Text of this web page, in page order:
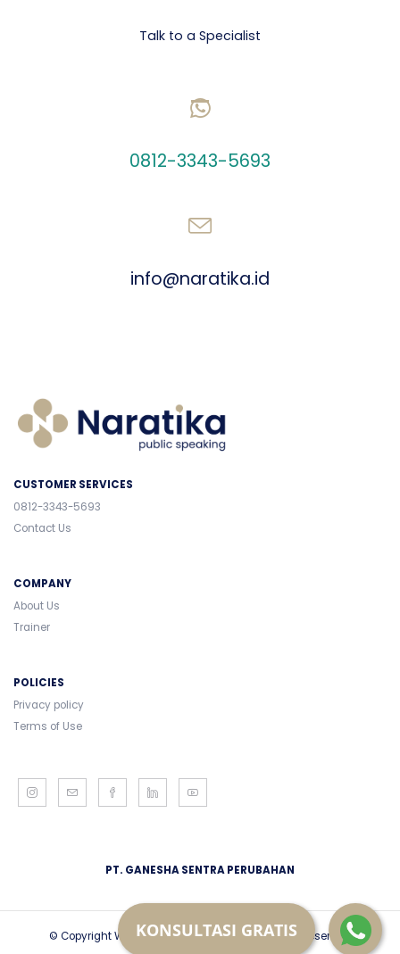
Talk to a Specialist
0812-3343-5693
info@naratika.id
CUSTOMER SERVICES
0812-3343-5693
Contact Us
COMPANY
About Us
Trainer
POLICIES
Privacy policy
Terms of Use
PT. GANESHA SENTRA PERUBAHAN
© Copyright Wiradipa Nusantara 2018. All Rights Reserved.
KONSULTASI GRATIS